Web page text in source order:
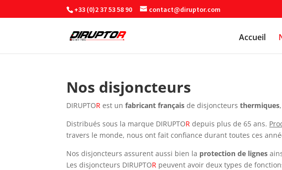
+33 (0)2 37 53 58 90 contact@diruptor.com
Accueil
Nos disjoncteurs
DIRUPTOR est unfabricant français de disjoncteursthermiques,
Distribués sous la marque DIRUPTOR depuis plus de 65 ans.
travers le monde, nous ont fait confiance durant toutes ces
Nos disjoncteurs assurent aussi bien la protection de lignes
Les disjoncteurs DIRUPTOR peuvent avoir deux types de